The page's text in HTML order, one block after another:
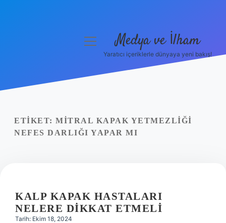
Yasal Uyarı
menüyüMedya ve İlham
Yaratıcı içeriklerle dünyaya yeni bakış!
ETIKET: MITRAL KAPAK YETMEZLIĞI
NEFES DARLIĞI YAPAR MI
KALP KAPAK HASTALARI
NELERE DIKKAT ETMELI
Tarih: Ekim 18, 2024